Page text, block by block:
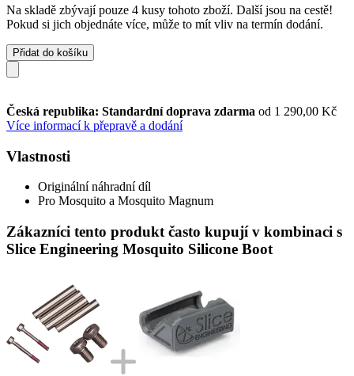
Na skladě zbývají pouze 4 kusy tohoto zboží. Další jsou na cestě!
Pokud si jich objednáte více, může to mít vliv na termín dodání.
Přidat do košíku
Česká republika: Standardní doprava zdarma od 1 290,00 Kč
Více informací k přepravě a dodání
Vlastnosti
Originální náhradní díl
Pro Mosquito a Mosquito Magnum
Zákazníci tento produkt často kupují v kombinaci s
Slice Engineering Mosquito Silicone Boot